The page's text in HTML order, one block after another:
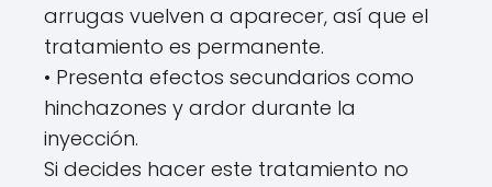
arrugas vuelven a aparecer, así que el
tratamiento es permanente.
• Presenta efectos secundarios como
hinchazones y ardor durante la
inyección.
Si decides hacer este tratamiento no